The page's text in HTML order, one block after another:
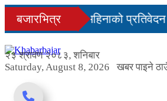
Skip
content
बजारभित्र
अन्तिम तीन महिनाको प्रतिवेदन
२३ श्रावण २०८३, शनिबार
Saturday, August 8, 2026
खबर पाइने